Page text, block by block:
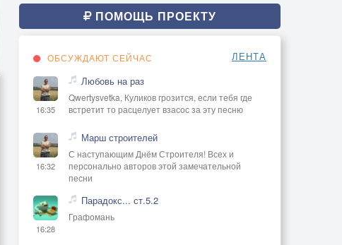
ПОМОЩЬ ПРОЕКТУ
ОБСУЖДАЮТ СЕЙЧАС ЛЕНТА
16:35
Любовь на раз
Qwertysvetka, Куликов грозится, если тебя где
встретит то расцелует взасос за эту песню
16:32
Марш строителей
С наступающим Днём Строителя! Всех и
персонально авторов этой замечательной
песни
16:28
Парадокс... ст.5.2
Графомань